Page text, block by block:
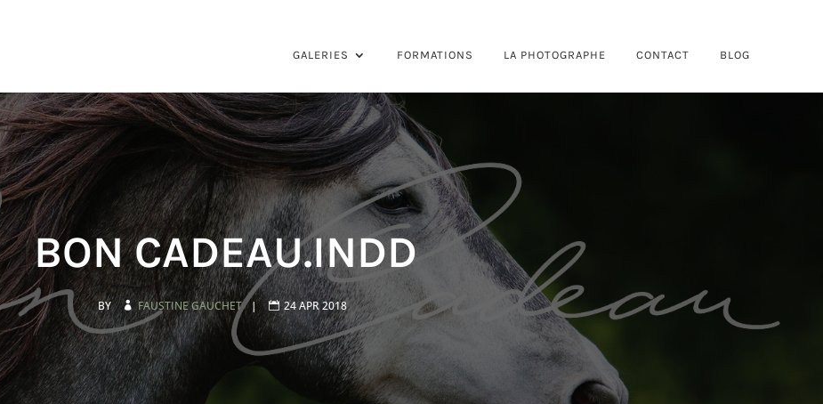
GALERIES FORMATIONS LA PHOTOGRAPHE CONTACT BLOG
BON CADEAU.INDD
BY FAUSTINE GAUCHET | 24 APR 2018